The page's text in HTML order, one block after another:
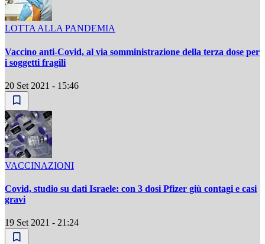
LOTTA ALLA PANDEMIA
Vaccino anti-Covid, al via somministrazione della terza dose per
i soggetti fragili
20 Set 2021 - 15:46
VACCINAZIONI
Covid, studio su dati Israele: con 3 dosi Pfizer giù contagi e casi
gravi
19 Set 2021 - 21:24